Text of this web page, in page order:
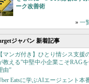
ーク改善術
» 一
ジャパン 新着記事
【マンガ付き】ひとり情シス支援
教える”中堅中小企業こそRAG
由”
Eatsに学ぶAIエージェント本